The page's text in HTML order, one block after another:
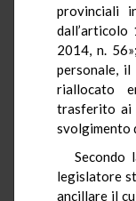
provinciali
dall’articolo
2014, n.
personale,
riallocato
trasferito ai
svolgimento
Secondo
legislatore
ancillare il